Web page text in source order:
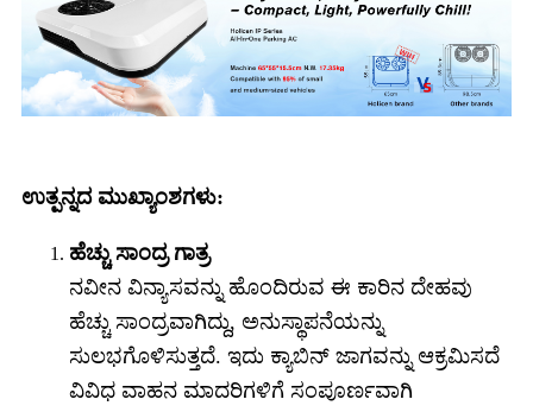
ಉತ್ಪನ್ನದ ಮುಖ್ಯಾಂಶಗಳು:
ಹೆಚ್ಚು ಸಾಂದ್ರ ಗಾತ್ರ
ನವೀನ ವಿನ್ಯಾಸವನ್ನು ಹೊಂದಿರುವ ಈ ಕಾರಿನ ದೇಹವು
ಹೆಚ್ಚು ಸಾಂದ್ರವಾಗಿದ್ದು, ಅನುಸ್ಥಾಪನೆಯನ್ನು
ಸುಲಭಗೊಳಿಸುತ್ತದೆ. ಇದು ಕ್ಯಾಬಿನ್ ಜಾಗವನ್ನು ಆಕ್ರಮಿಸದೆ
ವಿವಿಧ ವಾಹನ ಮಾದರಿಗಳಿಗೆ ಸಂಪೂರ್ಣವಾಗಿ